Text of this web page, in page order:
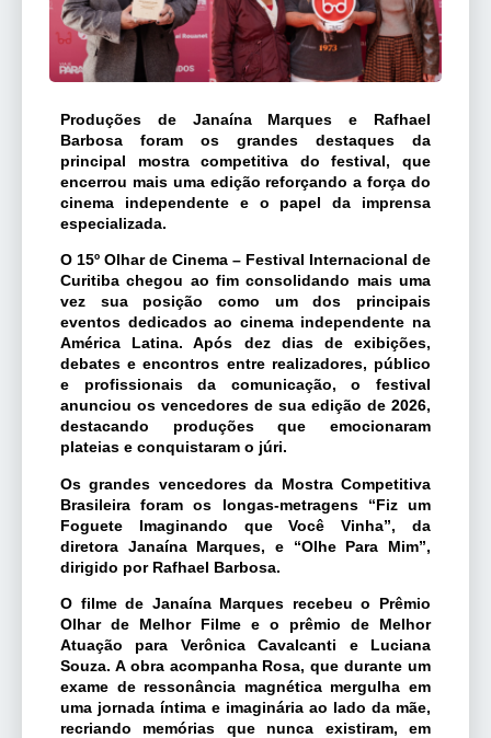
Produções de Janaína Marques e Rafhael
Barbosa foram os grandes destaques da
principal mostra competitiva do festival, que
encerrou mais uma edição reforçando a força do
cinema independente e o papel da imprensa
especializada.
O 15º Olhar de Cinema – Festival Internacional de
Curitiba chegou ao fim consolidando mais uma
vez sua posição como um dos principais
eventos dedicados ao cinema independente na
América Latina. Após dez dias de exibições,
debates e encontros entre realizadores, público
e profissionais da comunicação, o festival
anunciou os vencedores de sua edição de 2026,
destacando produções que emocionaram
plateias e conquistaram o júri.
Os grandes vencedores da Mostra Competitiva
Brasileira foram os longas-metragens “Fiz um
Foguete Imaginando que Você Vinha”, da
diretora Janaína Marques, e “Olhe Para Mim”,
dirigido por Rafhael Barbosa.
O filme de Janaína Marques recebeu o Prêmio
Olhar de Melhor Filme e o prêmio de Melhor
Atuação para Verônica Cavalcanti e Luciana
Souza. A obra acompanha Rosa, que durante um
exame de ressonância magnética mergulha em
uma jornada íntima e imaginária ao lado da mãe,
recriando memórias que nunca existiram, em